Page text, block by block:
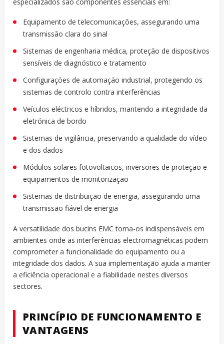
Equipamento de telecomunicações, assegurando uma
transmissão clara do sinal
Sistemas de engenharia médica, proteção de dispositivos
sensíveis de diagnóstico e tratamento
Configurações de automação industrial, protegendo os
sistemas de controlo contra interferências
Veículos eléctricos e híbridos, mantendo a integridade da
eletrónica de bordo
Sistemas de vigilância, preservando a qualidade do vídeo
e dos dados
Módulos solares fotovoltaicos, inversores de proteção e
equipamentos de monitorização
Sistemas de distribuição de energia, assegurando uma
transmissão fiável de energia
A versatilidade dos bucins EMC torna-os indispensáveis em
ambientes onde as interferências electromagnéticas podem
comprometer a funcionalidade do equipamento ou a
integridade dos dados. A sua implementação ajuda a manter
a eficiência operacional e a fiabilidade nestes diversos
sectores.
PRINCÍPIO DE FUNCIONAMENTO E
VANTAGENS